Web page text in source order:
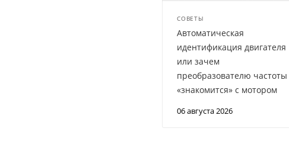
СОВЕТЫ
06 августа 2026
Автоматическая
идентификация двигателя
или зачем
преобразователю частоты
«знакомится» с мотором